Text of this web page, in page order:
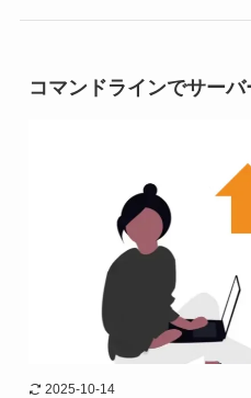
コマンドラインでサー
2025-10-14